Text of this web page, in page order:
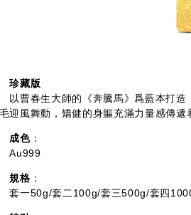
珍藏版
曹春生大師的《奔騰馬》爲藍本打造，
迎風舞動，矯健的身軀充滿力量感傳遞
成色：
規格 ：
一50g/套二100g/套三500g/套四